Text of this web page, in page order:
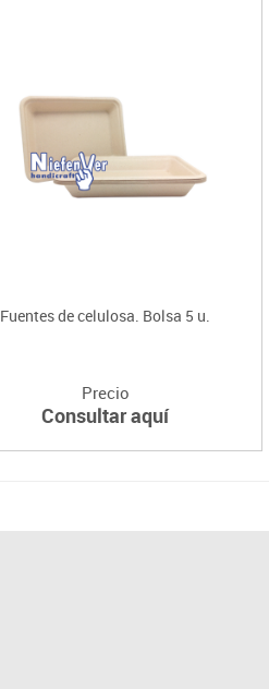
Fuentes de celulosa. Bolsa 5 u.
Precio
Consultar aquí